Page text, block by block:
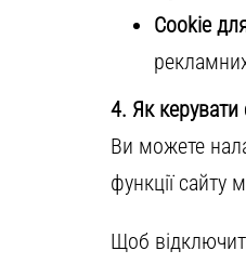
Cookie
4. Як керувати
Ви можете
функції
Щоб